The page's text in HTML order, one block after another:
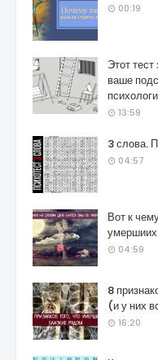
00:19
Этот
ваше
13:59
3 слова.
04:57
Вот к
04:59
8
(и у них
16:20